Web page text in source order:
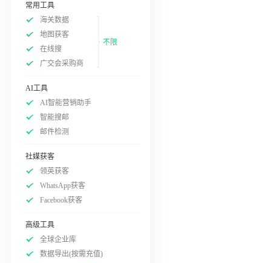
常用工具
海关数据
地图获客
在线搜
广交会采购商
不限
AI工具
AI智能营销助手
智能搜邮
邮件检测
社媒获客
领英获客
WhatsApp获客
Facebook获客
高级工具
全球企业库
数据导出(按需充值)